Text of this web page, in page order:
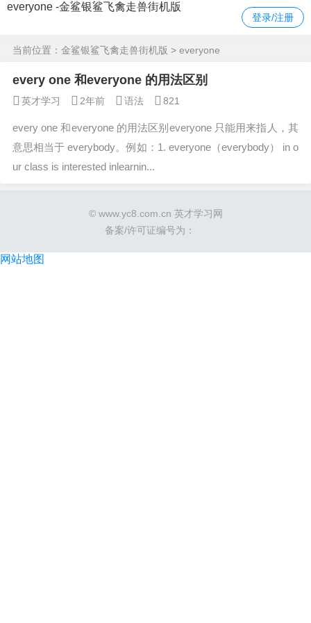
everyone -金鲨银鲨飞禽走兽街机版
登录/注册
当前位置： 金鲨银鲨飞禽走兽街机版 > everyone
every one 和everyone 的用法区别
英才学习 2年前 语法 821
every one 和everyone 的用法区别everyone 只能用来指人，其
意思相当于 everybody。例如：1. everyone（everybody） in o
ur class is interested inlearnin...
© www.yc8.com.cn 英才学习网
备案/许可证编号为：
网站地图